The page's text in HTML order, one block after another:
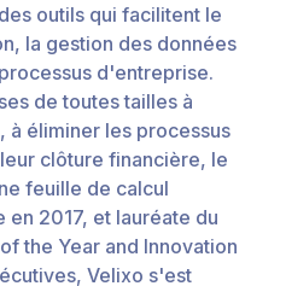
outils qui facilitent le
la gestion des données
d'entreprise.
de toutes tailles à
éliminer les processus
clôture financière, le
feuille de calcul
en 2017, et lauréate du
the Year and Innovation
Velixo s'est